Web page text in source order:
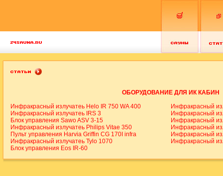
ОБОРУДОВАНИЕ ДЛЯ ИК КАБИН
Инфракрасный излучатеь Helo IR 750 WA 400
Инфракрасный
Инфракрасный излучатеь IRS 3
Инфракрасный
Блок управления Sawo ASV 3-15
Инфракрасный
Инфракрасный излучатеь Philips Vitae 350
Инфракрасный
Пульт управления Harvia Griffin CG 170I infra
Инфракрасный
Инфракрасный излучатеь Tylo 1070
Инфракрасный
Блок управления Eos IR-60